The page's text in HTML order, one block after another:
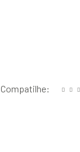
Compatilhe: